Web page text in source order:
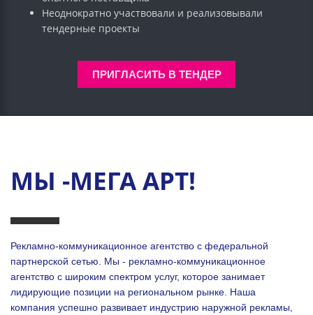
Неоднократно участвовали и реализовывали
тендерные проекты
ПРИГЛАСИТЬ В ТЕНДЕР
МЫ -МЕГА АРТ!
Рекламно-коммуникационное агентство с федеральной
партнерской сетью. Мы - рекламно-коммуникационное
агентство с широким спектром услуг, которое занимает
лидирующие позиции на региональном рынке. Наша
компания успешно развивает индустрию наружной рекламы,